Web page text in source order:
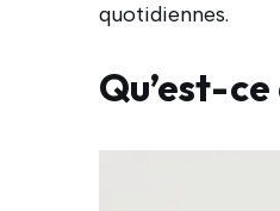
quotidiennes.
Qu’est-